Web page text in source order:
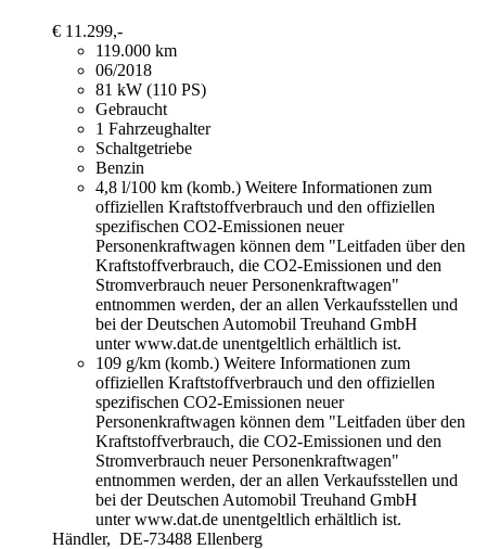
€ 11.299,-
119.000 km
06/2018
81 kW (110 PS)
Gebraucht
1 Fahrzeughalter
Schaltgetriebe
Benzin
4,8 l/100 km (komb.) Weitere Informationen zum
offiziellen Kraftstoffverbrauch und den offiziellen
spezifischen CO2-Emissionen neuer
Personenkraftwagen können dem "Leitfaden über den
Kraftstoffverbrauch, die CO2-Emissionen und den
Stromverbrauch neuer Personenkraftwagen"
entnommen werden, der an allen Verkaufsstellen und
bei der Deutschen Automobil Treuhand GmbH
unter www.dat.de unentgeltlich erhältlich ist.
109 g/km (komb.) Weitere Informationen zum
offiziellen Kraftstoffverbrauch und den offiziellen
spezifischen CO2-Emissionen neuer
Personenkraftwagen können dem "Leitfaden über den
Kraftstoffverbrauch, die CO2-Emissionen und den
Stromverbrauch neuer Personenkraftwagen"
entnommen werden, der an allen Verkaufsstellen und
bei der Deutschen Automobil Treuhand GmbH
unter www.dat.de unentgeltlich erhältlich ist.
Händler, DE-73488 Ellenberg